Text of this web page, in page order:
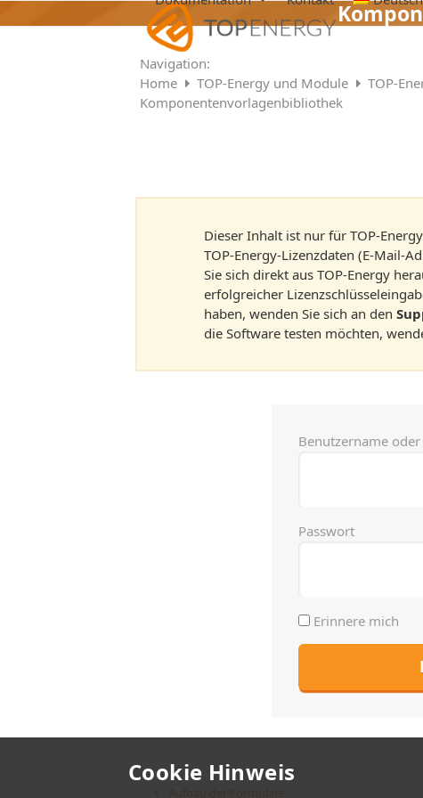
Cookie Hinweis
to
Navigation:
Home
TOP-Energy und Module TOP-
Komponentenvorlagenbibliothek
Dieser Inhalt ist nur für TOP-
TOP-Energy-Lizenzdaten (E-Mail-
Sie sich direkt aus TOP-Energy
erfolgreicher
haben, wenden Sie sich an den
die Software testen möchten,
Benutzername
Passwort
Erinnere mich
Aufbau der Formulare